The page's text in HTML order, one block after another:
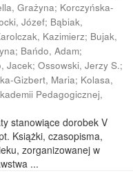
Grażyna; Korczyńska-
Józef; Bąbiak,
Kazimierz; Bujak,
; Bańdo, Adam;
Jacek; Ossowski, Jerzy S.;
Gizbert, Maria; Kolasa,
Pedagogicznej,
stanowiące dorobek V
Książki, czasopisma,
zorganizowanej w
...